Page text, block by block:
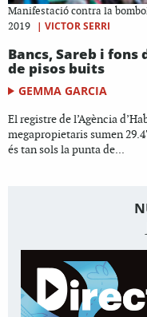
Manifestació contra la
2019
| VICTOR SERRI
Bancs, Sareb i
de pisos buits
GEMMA GARCIA
El registre de l’Agència
megapropietaris sumen
és tan sols la punta de...